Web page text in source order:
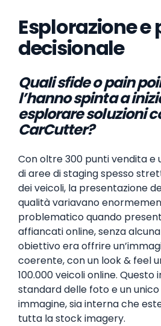
Esplorazione e
decisionale
Quali sfide o pain
l’hanno spinta a
esplorare soluzioni
CarCutter?
Con oltre 300 punti vendita e
di aree di staging spesso
dei veicoli, la presentazione
qualità variavano
problematico quando
affiancati online, senza
obiettivo era offrire
coerente, con un look & feel
100.000 veicoli online. Questo
standard delle foto e un
immagine, sia interna che
tutta la stock imagery.